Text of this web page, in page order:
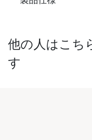
他の人はこち
す